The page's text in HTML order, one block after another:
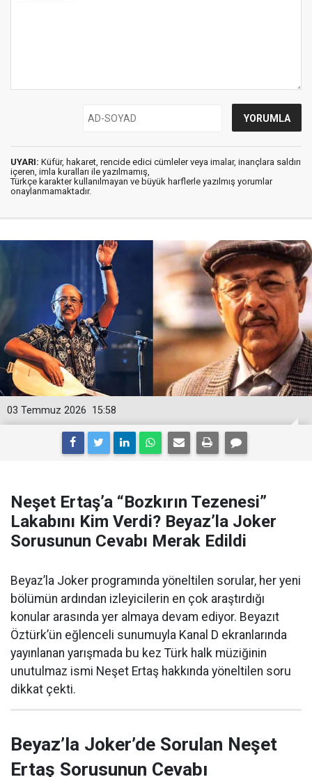
UYARI: Küfür, hakaret, rencide edici cümleler veya imalar, inançlara saldırı
içeren, imla kuralları ile yazılmamış,
Türkçe karakter kullanılmayan ve büyük harflerle yazılmış yorumlar
onaylanmamaktadır.
15:58
03 Temmuz 2026
Neşet Ertaş’a “Bozkırın Tezenesi”
Lakabını Kim Verdi? Beyaz’la Joker
Sorusunun Cevabı Merak Edildi
Beyaz’la Joker programında yöneltilen sorular, her yeni
bölümün ardından izleyicilerin en çok araştırdığı
konular arasında yer almaya devam ediyor. Beyazıt
Öztürk’ün eğlenceli sunumuyla Kanal D ekranlarında
yayınlanan yarışmada bu kez Türk halk müziğinin
unutulmaz ismi Neşet Ertaş hakkında yöneltilen soru
dikkat çekti.
Beyaz’la Joker’de Sorulan Neşet
Ertaş Sorusunun Cevabı